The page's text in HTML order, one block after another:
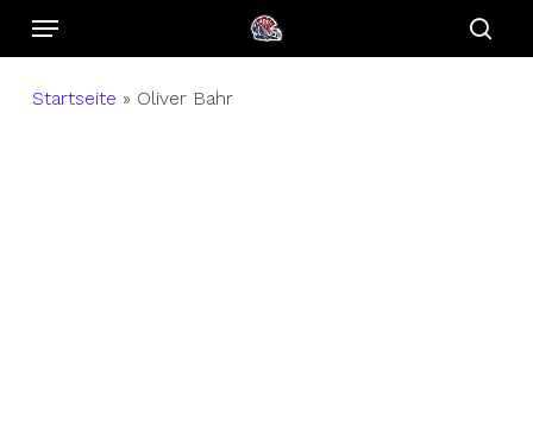
SkipMenu
Startseite » Oliver Bahr